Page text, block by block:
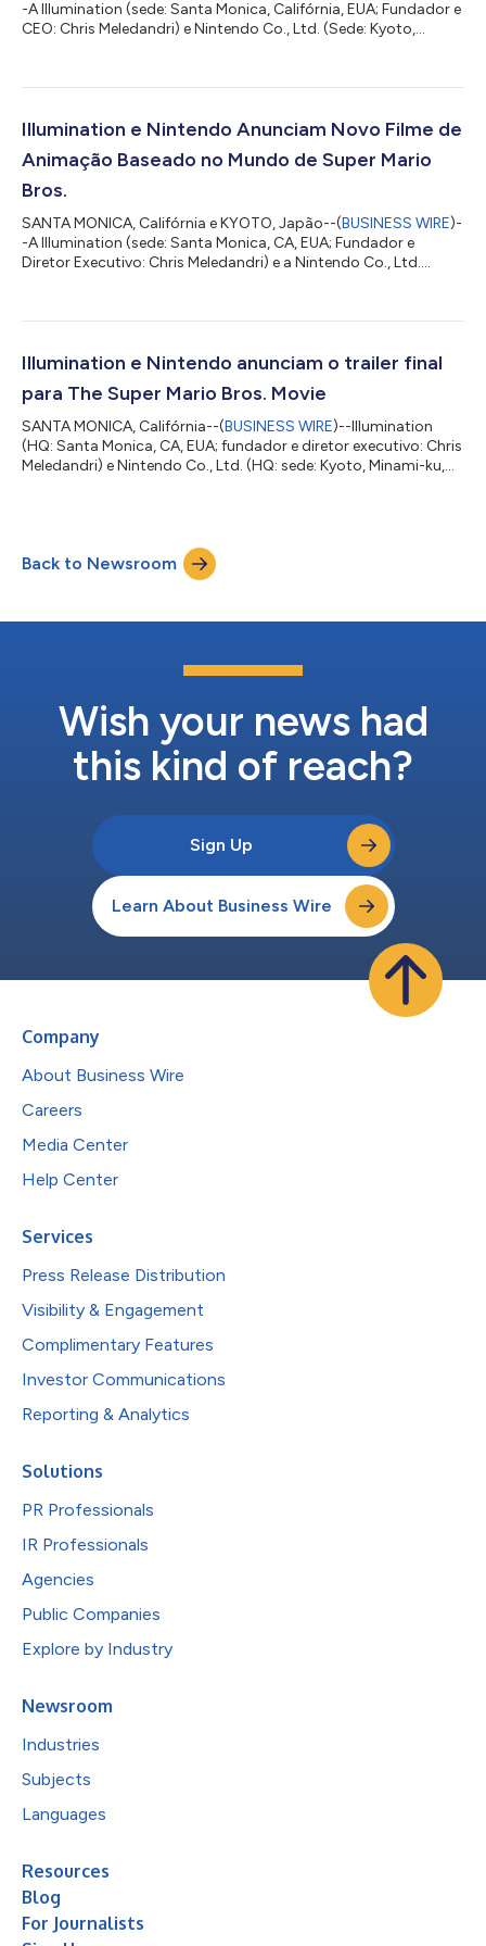
-A Illumination (sede: Santa Monica, Califórnia, EUA; Fundador e
CEO: Chris Meledandri) e Nintendo Co., Ltd. (Sede: Kyoto,
do novo filme de animação baseado no mundo de Super Mario
mundialmente pela Universal Pictures a partir de 3 de abril de
Illumination e Nintendo Anunciam Novo Filme de
Animação Baseado no Mundo de Super Mario
Bros.
SANTA MONICA, Califórnia e KYOTO, Japão--(BUSINESS WIRE)-
-A Illumination (sede: Santa Monica, CA, EUA; Fundador e
Diretor Executivo: Chris Meledandri) e a Nintendo Co., Ltd.
anunciaram hoje que estão produzindo um novo filme de
filme de animação baseado no mundo de Super Mario Bros.
Illumination e Nintendo anunciam o trailer final
para The Super Mario Bros. Movie
SANTA MONICA, Califórnia--(BUSINESS WIRE)--Illumination
(HQ: Santa Monica, CA, EUA; fundador e diretor executivo: Chris
Meledandri) e Nintendo Co., Ltd. (HQ: sede: Kyoto, Minami-ku,
mundo de Super Mario Bros. durante o Nintendo Direct que foi
transmitido hoje. Além disto, as duas empresas anunciaram o
Back to Newsroom
Wish your news had
this kind of reach?
Sign Up
Learn About Business Wire
Company
About Business Wire
Careers
Media Center
Help Center
Services
Press Release Distribution
Visibility & Engagement
Complimentary Features
Investor Communications
Reporting & Analytics
Solutions
PR Professionals
IR Professionals
Agencies
Public Companies
Explore by Industry
Newsroom
Industries
Subjects
Languages
Resources
Blog
For Journalists